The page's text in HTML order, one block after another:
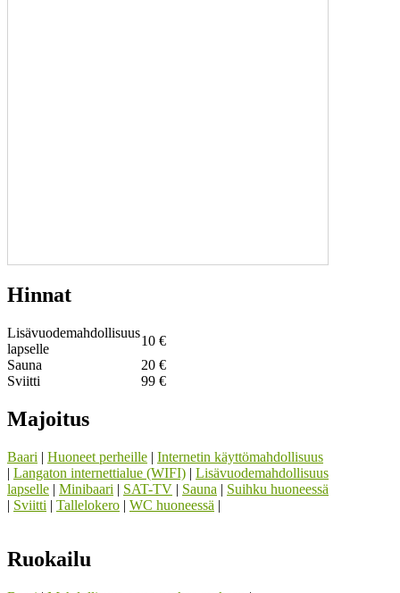
Hinnat
Lisävuodemahdollisuus
lapselle
10 €
Sauna
20 €
Sviitti
99 €
Majoitus
Baari | Huoneet perheille | Internetin käyttömahdollisuus
| Langaton internettialue (WIFI) | Lisävuodemahdollisuus
lapselle | Minibaari | SAT-TV | Sauna | Suihku huoneessä
| Sviitti | Tallelokero | WC huoneessä |
Ruokailu